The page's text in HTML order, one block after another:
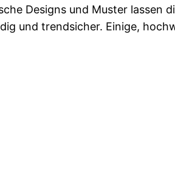
Designs und Muster lassen
und trendsicher. Einige,